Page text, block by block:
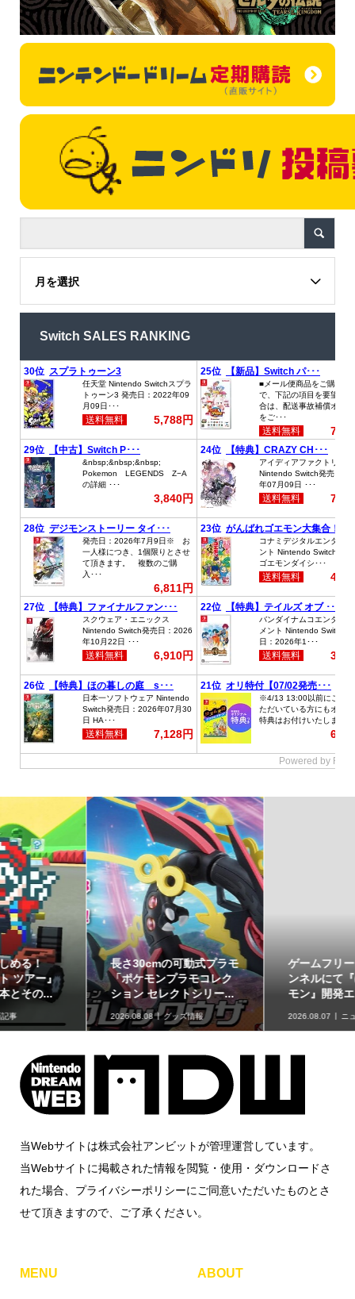
月を選択
Switch SALES RANKING
ゲームフリーク公式チャ
ンネルにて『ぽこ あ ポケ
モン』開発エピソード...
ニュース
最初のパートナーポケモ
ンなど30種！「ポケット
モンスター30周年 ミニ...
2026.08.07 グッズ情報
当Webサイトは株式会社アンビットが管理運営しています。
当Webサイトに掲載された情報を閲覧・使用・ダウンロードさ
れた場合、プライバシーポリシーにご同意いただいたものとさ
せて頂きますので、ご了承ください。
MENU ABOUT